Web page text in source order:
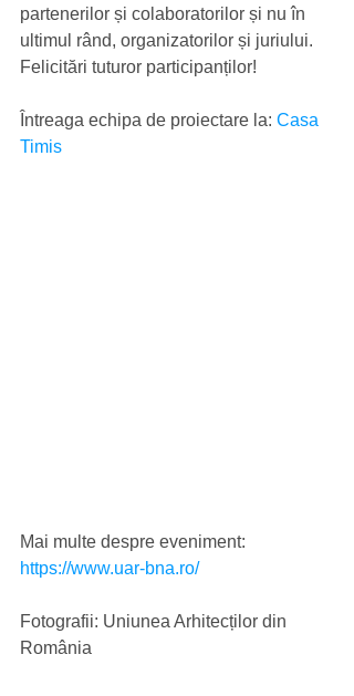
partenerilor și colaboratorilor și nu în
ultimul rând, organizatorilor și juriului.
Felicitări tuturor participanților!
Întreaga echipa de proiectare la: Casa
Timis
Mai multe despre eveniment:
https://www.uar-bna.ro/
Fotografii: Uniunea Arhitecților din
România